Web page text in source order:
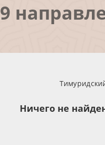
Ничего не